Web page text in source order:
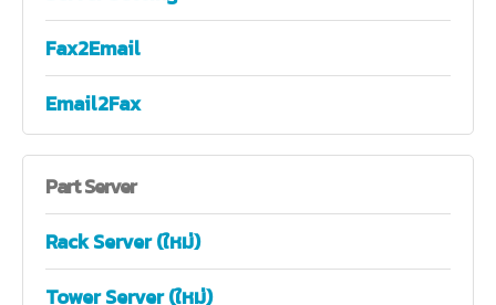
Fax2Email
Email2Fax
PartServer
Rack Server (ใหม่)
Tower Server (ใหม่)